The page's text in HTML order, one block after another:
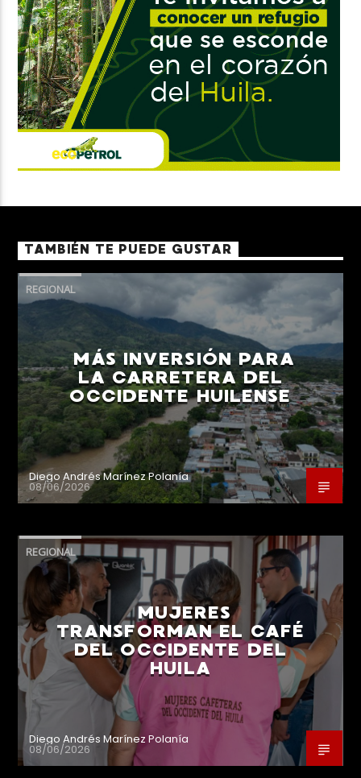
TAMBIÉN TE PUEDE GUSTAR
REGIONAL
MÁS INVERSIÓN PARA
LA CARRETERA DEL
OCCIDENTE HUILENSE
Diego Andrés Marínez Polanía
08/06/2026
REGIONAL
MUJERES
TRANSFORMAN EL CAFÉ
DEL OCCIDENTE DEL
HUILA
Diego Andrés Marínez Polanía
08/06/2026